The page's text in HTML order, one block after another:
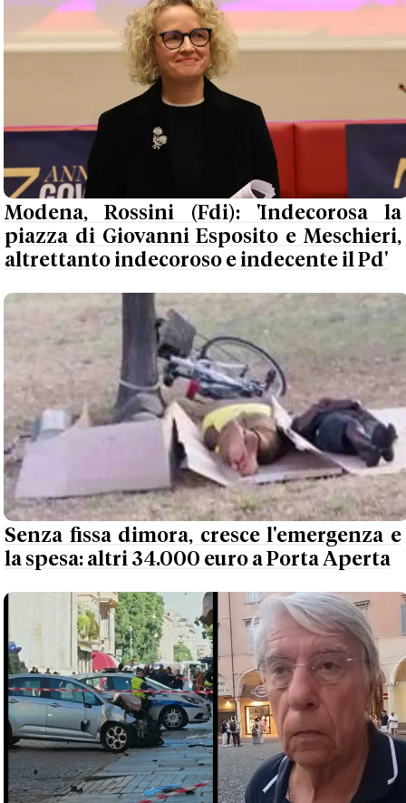
Modena, Rossini (Fdi): 'Indecorosa la
piazza di Giovanni Esposito e Meschieri,
altrettanto indecoroso e indecente il Pd'
Senza fissa dimora, cresce l'emergenza e
la spesa: altri 34.000 euro a Porta Aperta